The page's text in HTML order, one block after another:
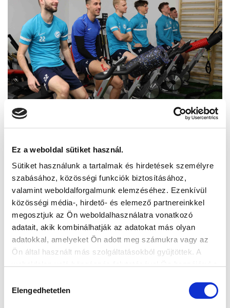
Ez a weboldal sütiket használ.
Sütiket használunk a tartalmak és hirdetések személyre
szabásához, közösségi funkciók biztosításához,
valamint weboldalforgalmunk elemzéséhez. Ezenkívül
közösségi média-, hirdető- és elemező partnereinkkel
megosztjuk az Ön weboldalhasználatra vonatkozó
adatait, akik kombinálhatják az adatokat más olyan
adatokkal, amelyeket Ön adott meg számukra vagy az
Ön által használt más szolgáltatásokból gyűjtöttek. A
kiválasztása
Elengedhetetlen